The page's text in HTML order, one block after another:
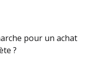
pour un achat
?